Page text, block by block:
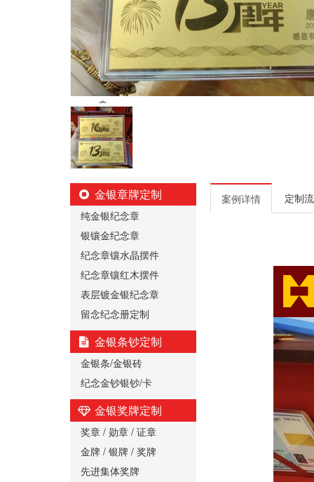
金银章牌定制
纯金银纪念章
银镶金纪念章
纪念章镶水晶摆件
纪念章镶红木摆件
表层镀金银纪念章
留念纪念册定制
金银条钞定制
金银条/金银砖
纪念金钞银钞/卡
金银奖牌定制
奖章 / 勋章 / 证章
金牌 / 银牌 / 奖牌
先进集体奖牌
案例详情 定制